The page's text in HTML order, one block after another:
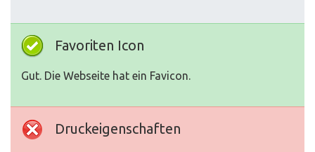
Favoriten Icon
Gut. Die Webseite hat ein Favicon.
Druckeigenschaften